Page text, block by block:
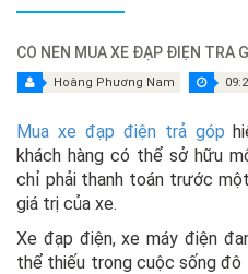
CÓ NÊN MUA XE ĐẠP ĐIỆN TRẢ
Hoàng Phương Nam
Mua xe đạp điện trả góp
khách hàng có thể sở hữu
chỉ phải thanh toán trước
giá trị của xe.
Xe đạp điện, xe máy điện
thể thiếu trong cuộc sống đô